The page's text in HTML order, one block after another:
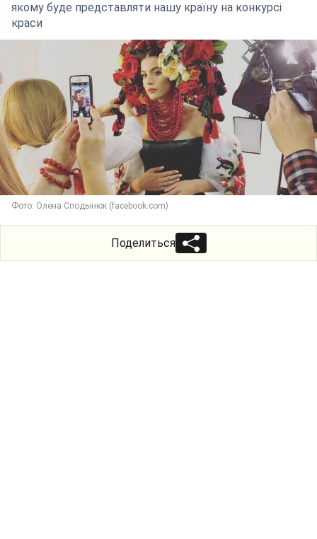
якому буде представляти нашу країну на конкурсі
краси
Фото: Олена Сподынюк (facebook.com)
Поделиться